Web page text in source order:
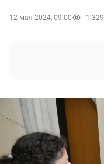
12 мая 2024, 09:00 1 329